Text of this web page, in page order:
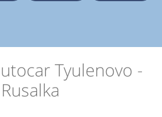
Tyulenovo -
Rusalka